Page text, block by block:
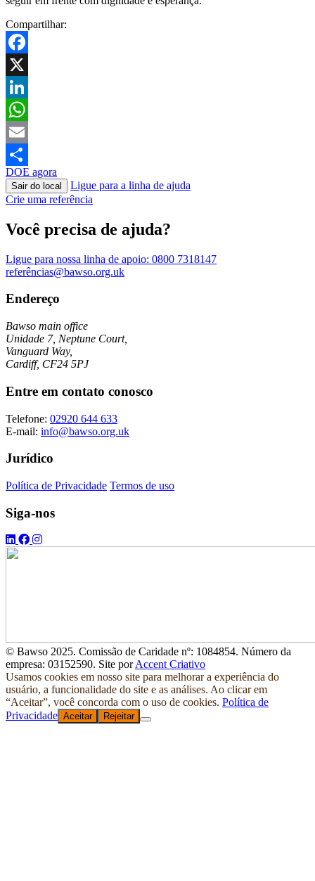
Compartilhar:
Facebook
X
LinkedIn
WhatsApp
Email
Share
DOE agora
Sair do local
Ligue para a linha de ajuda
Crie uma referência
Você precisa de ajuda?
Ligue para nossa linha de apoio: 0800 7318147
referências@bawso.org.uk
Endereço
Bawso main office
Unidade 7, Neptune Court,
Vanguard Way,
Cardiff, CF24 5PJ
Entre em contato conosco
Telefone: 02920 644 633
E-mail: info@bawso.org.uk
Jurídico
Política de Privacidade Termos de uso
Siga-nos
© Bawso 2025. Comissão de Caridade nº: 1084854. Número da
empresa: 03152590. Site porAccent Criativo
Usamos cookies em nosso site para melhorar a experiência do
usuário, a funcionalidade do site e as análises. Ao clicar em
“Aceitar”, você concorda com o uso de cookies. Política de
Privacidade Aceitar Rejeitar